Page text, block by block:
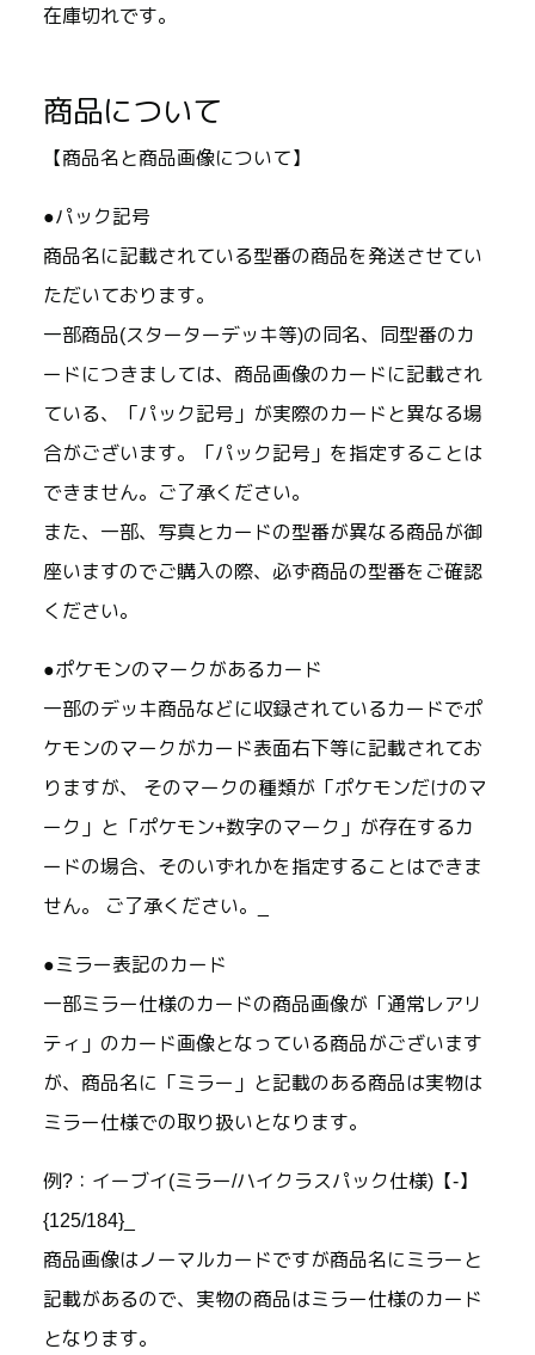
在庫切れです。
商品について
【商品名と商品画像について】
●パック記号
商品名に記載されている型番の商品を発送させてい
ただいております。
一部商品(スターターデッキ等)の同名、同型番のカ
ードにつきましては、商品画像のカードに記載され
ている、「パック記号」が実際のカードと異なる場
合がございます。「パック記号」を指定することは
できません。ご了承ください。
また、一部、写真とカードの型番が異なる商品が御
座いますのでご購入の際、必ず商品の型番をご確認
ください。
●ポケモンのマークがあるカード
一部のデッキ商品などに収録されているカードでポ
ケモンのマークがカード表面右下等に記載されてお
りますが、 そのマークの種類が「ポケモンだけのマ
ーク」と「ポケモン+数字のマーク」が存在するカ
ードの場合、そのいずれかを指定することはできま
せん。 ご了承ください。_
●ミラー表記のカード
一部ミラー仕様のカードの商品画像が「通常レアリ
ティ」のカード画像となっている商品がございます
が、商品名に「ミラー」と記載のある商品は実物は
ミラー仕様での取り扱いとなります。
例?：イーブイ(ミラー/ハイクラスパック仕様)【-】
{125/184}_
商品画像はノーマルカードですが商品名にミラーと
記載があるので、実物の商品はミラー仕様のカード
となります。